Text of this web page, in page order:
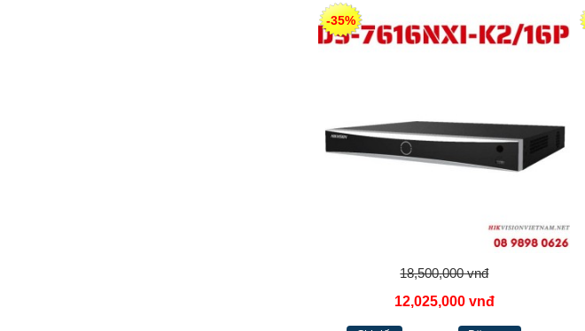
-35%
18,500,000 vnđ
12,025,000 vnđ